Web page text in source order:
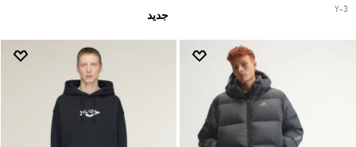
Y-3
جديد